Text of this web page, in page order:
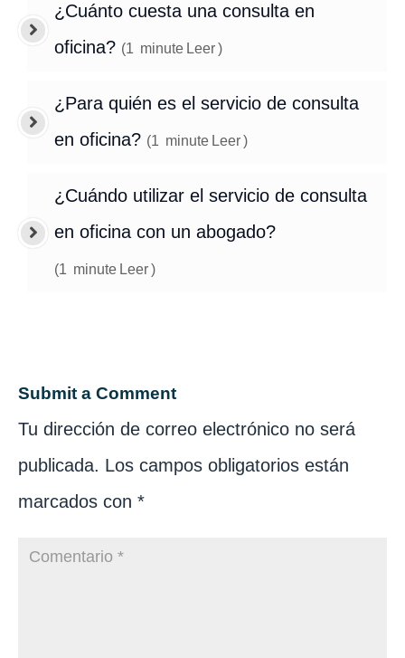
¿Cuánto cuesta una consulta en
oficina? (1 minute Leer)
¿Para quién es el servicio de consulta
en oficina? (1 minute Leer)
¿Cuándo utilizar el servicio de consulta
en oficina con un abogado?
(1 minute Leer)
Submit a Comment
Tu dirección de correo electrónico no será
publicada. Los campos obligatorios están
marcados con *